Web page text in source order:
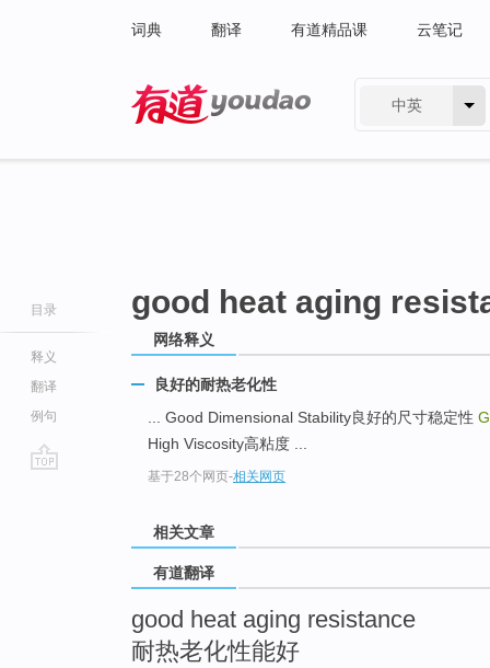
词典 翻译 有道精品课 云笔记
中英
目录
释义
翻译
例句
good heat aging
网络释义
良好的耐热老化性
... Good Dimensional Stability良好的尺寸稳定性
High Viscosity高粘度 ...
基于28个网页-相关网页
相关文章
有道翻译
good heat aging resistance
耐热老化性能好